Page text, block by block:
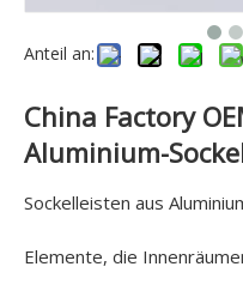
Anteil an:
China Factory
Aluminium-
Sockelleisten aus
Elemente, die